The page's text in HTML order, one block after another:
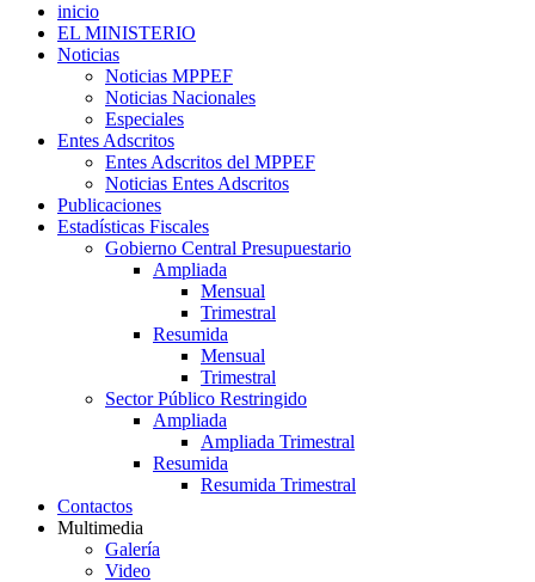
inicio
EL MINISTERIO
Noticias
Noticias MPPEF
Noticias Nacionales
Especiales
Entes Adscritos
Entes Adscritos del MPPEF
Noticias Entes Adscritos
Publicaciones
Estadísticas Fiscales
Gobierno Central Presupuestario
Ampliada
Mensual
Trimestral
Resumida
Mensual
Trimestral
Sector Público Restringido
Ampliada
Ampliada Trimestral
Resumida
Resumida Trimestral
Contactos
Multimedia
Galería
Video